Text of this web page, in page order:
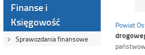
Finanse i
Księgowość
Sprawozdania finansowe
Powiat